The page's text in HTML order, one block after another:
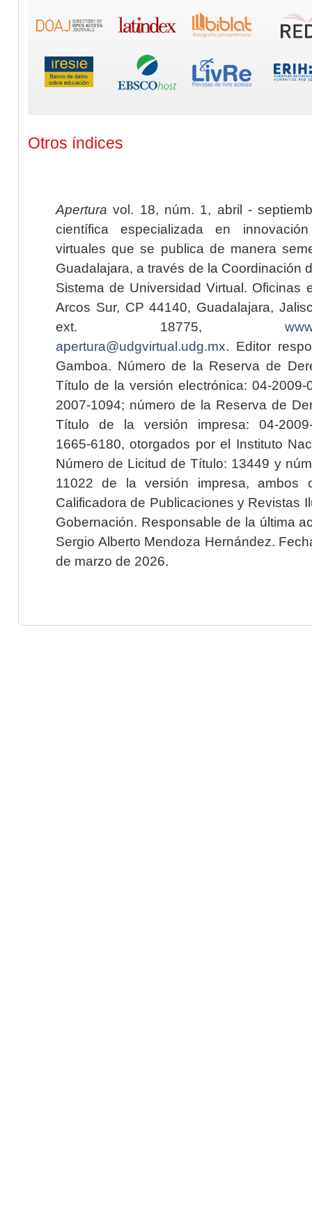
Otros índices
Apertura vol. 18, núm. 1, abril -
científica especializada en
virtuales que se publica de manera
Guadalajara, a través de la Coordinación
Sistema de Universidad Virtual. Oficinas
Arcos Sur, CP 44140, Guadalajara,
ext. 18775,
apertura@udgvirtual.udg.mx. Editor
Gamboa. Número de la Reserva de
Título de la versión electrónica: 04-2009-
2007-1094; número de la Reserva de
Título de la versión impresa: 04-2009-
1665-6180, otorgados por el Instituto
Número de Licitud de Título: 13449 y
11022 de la versión impresa, ambos
Calificadora de Publicaciones y Revistas
Gobernación. Responsable de la última
Sergio Alberto Mendoza Hernández.
de marzo de 2026.